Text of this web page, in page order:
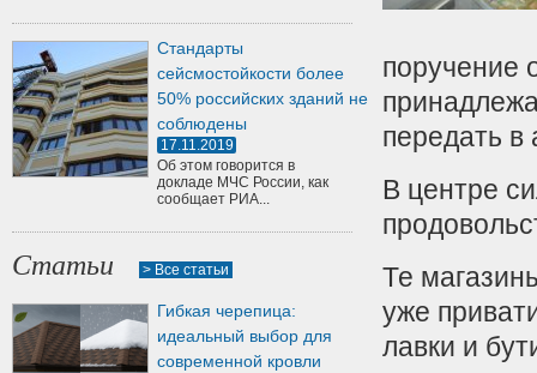
Стандарты
сейсмостойкости более
50% российских зданий не
соблюдены
17.11.2019
Об этом говорится в
докладе МЧС России, как
сообщает РИА...
Статьи > Все статьи
Гибкая черепица:
идеальный выбор для
современной кровли
поручение
передать в
В центре
Те
уже
лавки и